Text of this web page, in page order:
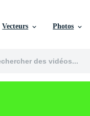
Vecteurs Photos